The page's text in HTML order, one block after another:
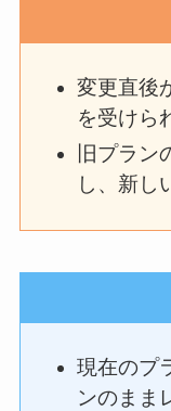
変更直後
を受けら
旧プラン
し、新し
現在のプ
ンのまま